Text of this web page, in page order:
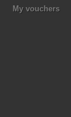
My vouchers